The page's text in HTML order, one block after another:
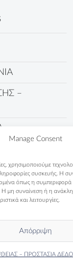
Manage Consent
χρησιμοποιούμε
συσκευής. Η
όπως η
Η μη συναίνεση ή η
και λειτουργίες.
Απόρριψη
– ΠΡΟΣΤΑΣΙΑ
–